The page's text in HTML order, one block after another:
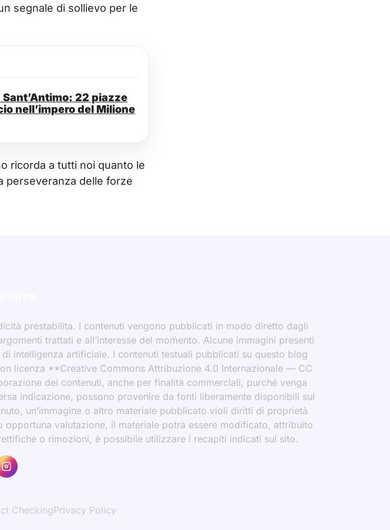
segnale di sollievo per le
Sant’Antimo: 22 piazze
nell’impero del Milione
ricorda a tutti noi quanto le
perseveranza delle forze
prestabilita. I contenuti vengono pubblicati in modo diretto dagli
trattati e all’interesse del momento. Alcune immagini presenti
intelligenza artificiale. I contenuti testuali pubblicati su questo blog
licenza **Creative Commons Attribuzione 4.0 Internazionale — CC
dei contenuti, anche per finalità commerciali, purché venga
indicazione, possono provenire da fonti liberamente disponibili sul
un’immagine o altro materiale pubblicato violi diritti di proprietà
valutazione, il materiale potrà essere modificato, attribuito
o rimozioni, è possibile utilizzare i recapiti indicati sul sito.
CheckingPrivacy Policy